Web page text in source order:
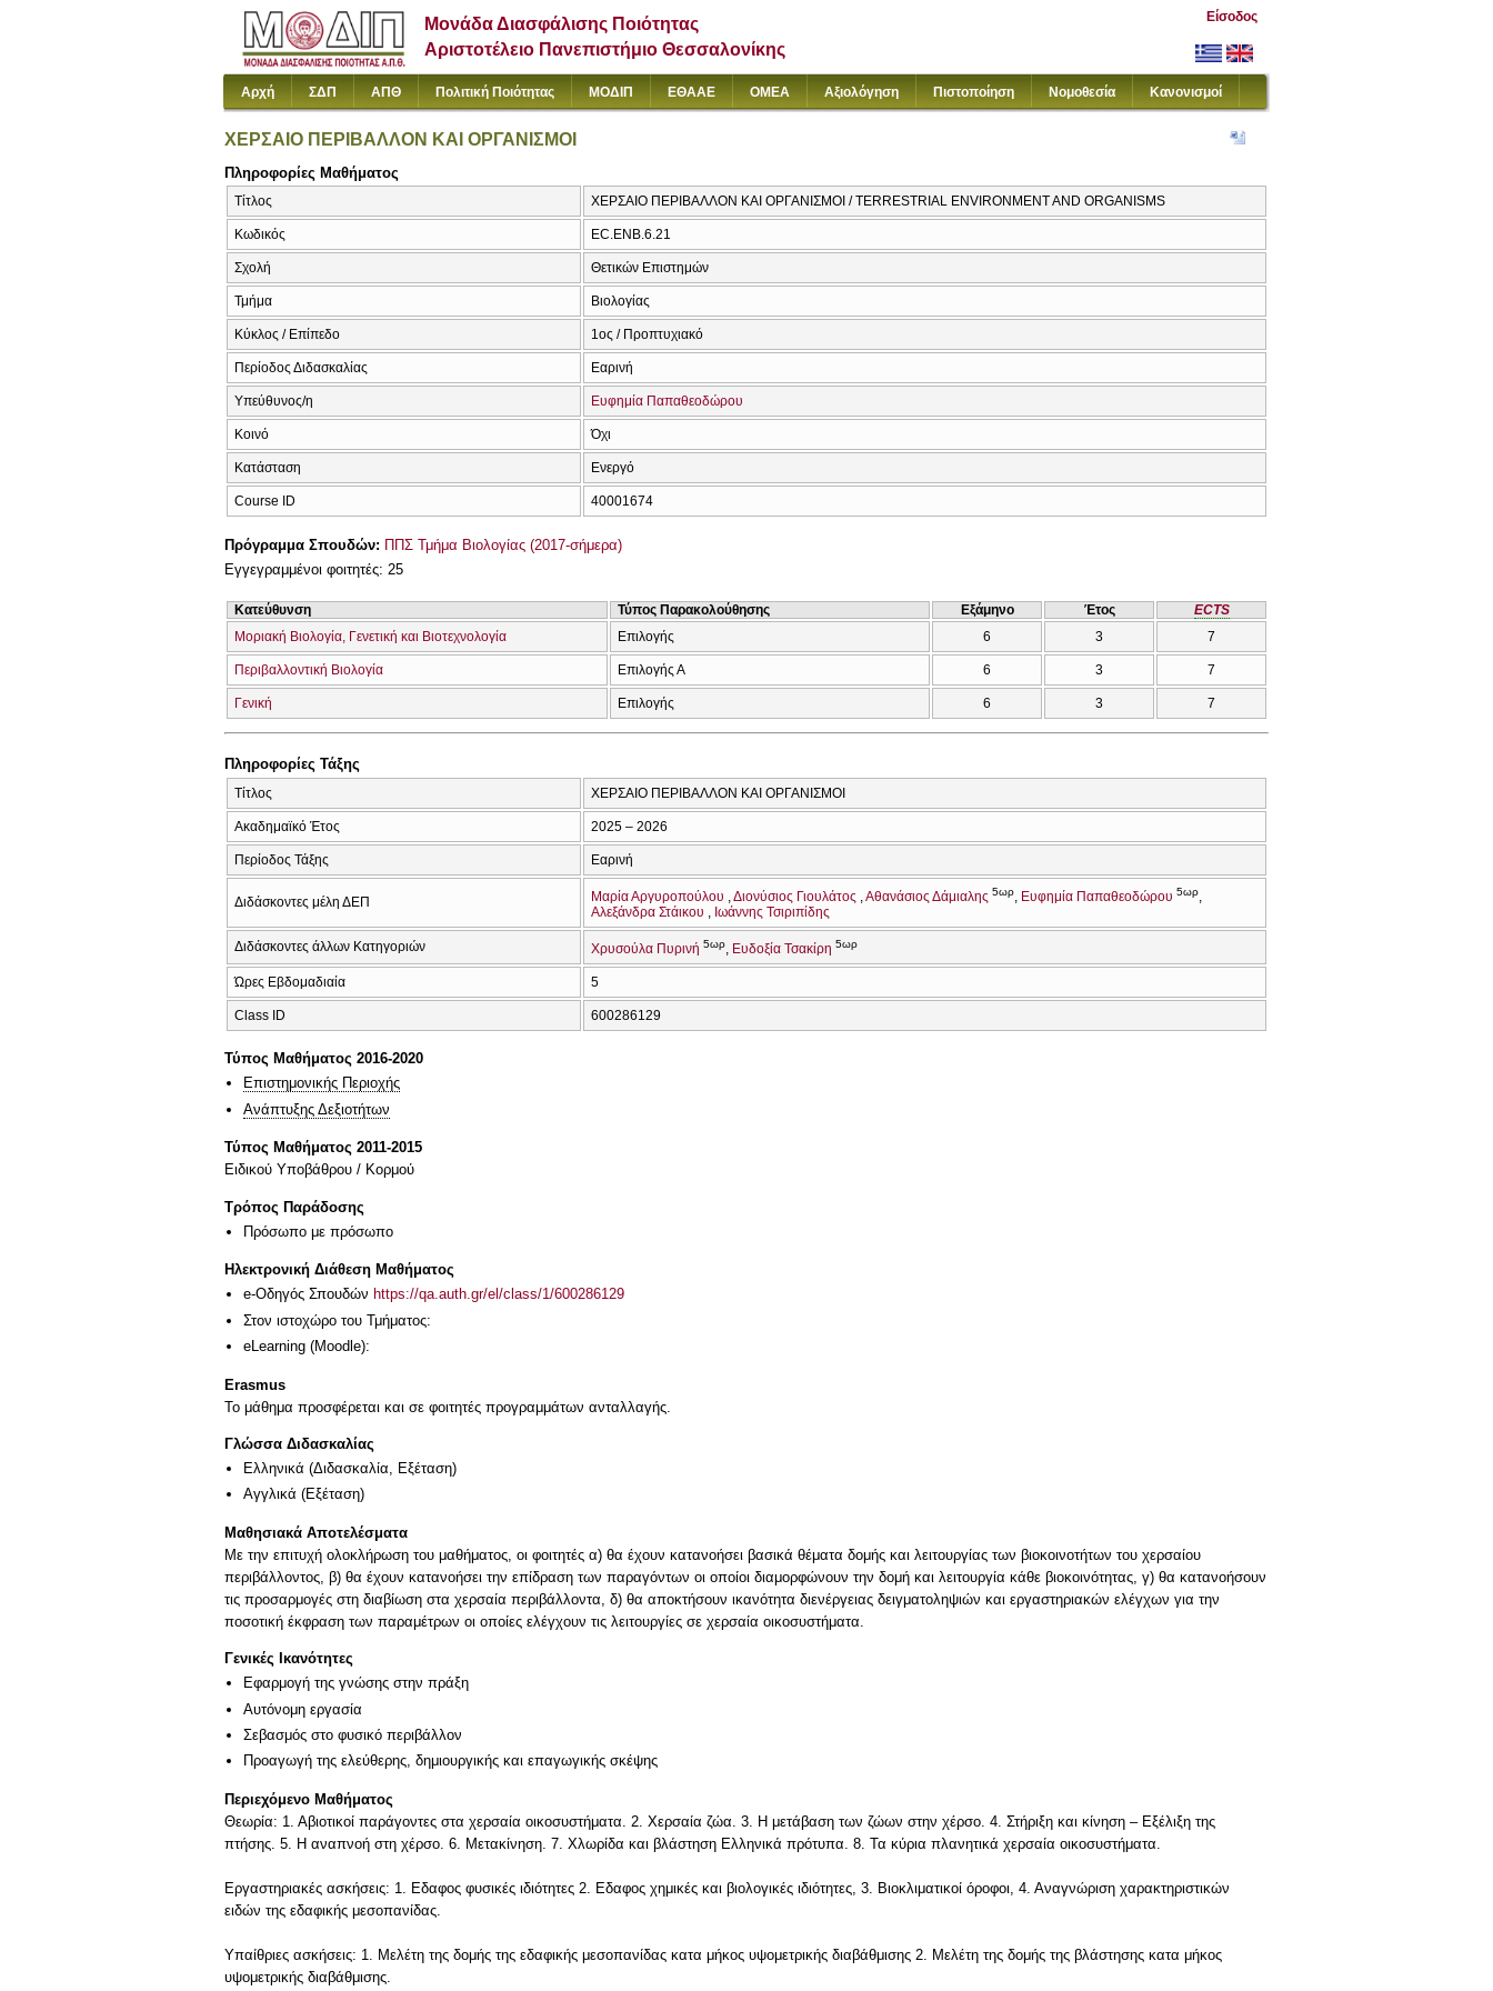
Μονάδα Διασφάλισης Ποιότητας
Αριστοτέλειο Πανεπιστήμιο Θεσσαλονίκης
Είσοδος
Αρχή ΣΔΠ ΑΠΘ Πολιτική Ποιότητας ΜΟΔΙΠ ΕΘΑΑΕ ΟΜΕΑ Αξιολόγηση Πιστοποίηση Νομοθεσία Κανονισμοί
ΧΕΡΣΑΙΟ ΠΕΡΙΒΑΛΛΟΝ ΚΑΙ ΟΡΓΑΝΙΣΜΟΙ
Πληροφορίες Μαθήματος
Τίτλος ΧΕΡΣΑΙΟ ΠΕΡΙΒΑΛΛΟΝ ΚΑΙ ΟΡΓΑΝΙΣΜΟΙ / TERRESTRIAL ENVIRONMENT AND ORGANISMS
Κωδικός EC.ENB.6.21
Σχολή Θετικών Επιστημών
Τμήμα Βιολογίας
Κύκλος / Επίπεδο 1ος / Προπτυχιακό
Περίοδος Διδασκαλίας Εαρινή
Υπεύθυνος/η Ευφημία Παπαθεοδώρου
Κοινό Όχι
Κατάσταση Ενεργό
Course ID 40001674
Πρόγραμμα Σπουδών: ΠΠΣ Τμήμα Βιολογίας (2017-σήμερα)
Εγγεγραμμένοι φοιτητές: 25
Κατεύθυνση Τύπος Παρακολούθησης Εξάμηνο Έτος
ECTS
Μοριακή Βιολογία, Γενετική και Βιοτεχνολογία
Επιλογής 6 3 7
Περιβαλλοντική Βιολογία Επιλογής Α 6 3 7
Γενική Επιλογής 6 3 7
Πληροφορίες Τάξης
Τίτλος ΧΕΡΣΑΙΟ ΠΕΡΙΒΑΛΛΟΝ ΚΑΙ ΟΡΓΑΝΙΣΜΟΙ
Ακαδημαϊκό Έτος 2025 – 2026
Περίοδος Τάξης Εαρινή
Διδάσκοντες μέλη ΔΕΠ Μαρία Αργυροπούλου Διονύσιος Γιουλάτος Αθανάσιος Δάμιαλης 5ωρ Ευφημία Παπαθεοδώρου 5ωρ
Αλεξάνδρα Στάικου Ιωάννης Τσιριπίδης
Διδάσκοντες άλλων Κατηγοριών Χρυσούλα Πυρινή 5ωρ Ευδοξία Τσακίρη 5ωρ
Ώρες Εβδομαδιαία 5
Class ID 600286129
Τύπος Μαθήματος 2016-2020
Επιστημονικής Περιοχής
Ανάπτυξης Δεξιοτήτων
Τύπος Μαθήματος 2011-2015
Ειδικού Υποβάθρου / Κορμού
Τρόπος Παράδοσης
Πρόσωπο με πρόσωπο
Ηλεκτρονική Διάθεση Μαθήματος
e-Οδηγός Σπουδών https://qa.auth.gr/el/class/1/600286129
Στον ιστοχώρο του Τμήματος:
eLearning (Moodle):
Erasmus
Το μάθημα προσφέρεται και σε φοιτητές προγραμμάτων ανταλλαγής.
Γλώσσα Διδασκαλίας
Ελληνικά (Διδασκαλία, Εξέταση)
Αγγλικά (Εξέταση)
Μαθησιακά Αποτελέσματα
Με την επιτυχή ολοκλήρωση του μαθήματος, οι φοιτητές α) θα έχουν κατανοήσει βασικά θέματα δομής και λειτουργίας των βιοκοινοτήτων του χερσαίου
περιβάλλοντος, β) θα έχουν κατανοήσει την επίδραση των παραγόντων οι οποίοι διαμορφώνουν την δομή και λειτουργία κάθε βιοκοινότητας, γ) θα κατανοήσουν
τις προσαρμογές στη διαβίωση στα χερσαία περιβάλλοντα, δ) θα αποκτήσουν ικανότητα διενέργειας δειγματοληψιών και εργαστηριακών ελέγχων για την
ποσοτική έκφραση των παραμέτρων οι οποίες ελέγχουν τις λειτουργίες σε χερσαία οικοσυστήματα.
Γενικές Ικανότητες
Εφαρμογή της γνώσης στην πράξη
Αυτόνομη εργασία
Σεβασμός στο φυσικό περιβάλλον
Προαγωγή της ελεύθερης, δημιουργικής και επαγωγικής σκέψης
Περιεχόμενο Μαθήματος
Θεωρία: 1. Αβιοτικοί παράγοντες στα χερσαία οικοσυστήματα. 2. Χερσαία ζώα. 3. Η μετάβαση των ζώων στην χέρσο. 4. Στήριξη και κίνηση – Εξέλιξη της
πτήσης. 5. Η αναπνοή στη χέρσο. 6. Μετακίνηση. 7. Χλωρίδα και βλάστηση Ελληνικά πρότυπα. 8. Τα κύρια πλανητικά χερσαία οικοσυστήματα.
Εργαστηριακές ασκήσεις: 1. Εδαφος φυσικές ιδιότητες 2. Εδαφος χημικές και βιολογικές ιδιότητες, 3. Βιοκλιματικοί όροφοι, 4. Αναγνώριση χαρακτηριστικών
ειδών της εδαφικής μεσοπανίδας.
Υπαίθριες ασκήσεις: 1. Μελέτη της δομής της εδαφικής μεσοπανίδας κατα μήκος υψομετρικής διαβάθμισης 2. Μελέτη της δομής της βλάστησης κατα μήκος